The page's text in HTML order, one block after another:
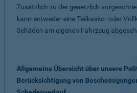
Zusätzlich zu der gesetzlich
kann entweder eine Teilkasko- oder
Schäden am eigenen Fahrzeug
Allgemeine Übersicht über unsere
Berücksichtigung von